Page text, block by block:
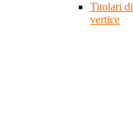
Titolari
vertice